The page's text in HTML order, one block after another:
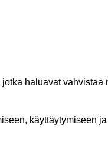
haluavat vahvistaa
käyttäytymiseen